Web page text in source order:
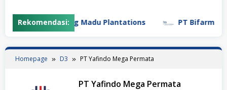
Rekomendasi:
PT Gunung Madu Plantations PT Bifarma
Homepage D3 PT Yafindo Mega Permata
PT Yafindo Mega Permata